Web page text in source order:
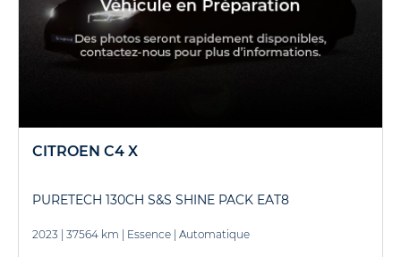
CITROEN C4 X
PURETECH 130CH S&S SHINE PACK EAT8
2023 37564 km Essence Automatique